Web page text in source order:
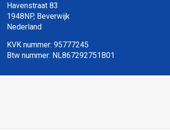
Havenstraat 83
1948NP, Beverwijk
Nederland
KVK nummer: 95777245
Btw nummer: NL867292751B01